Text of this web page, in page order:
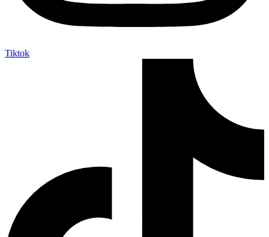
Tiktok